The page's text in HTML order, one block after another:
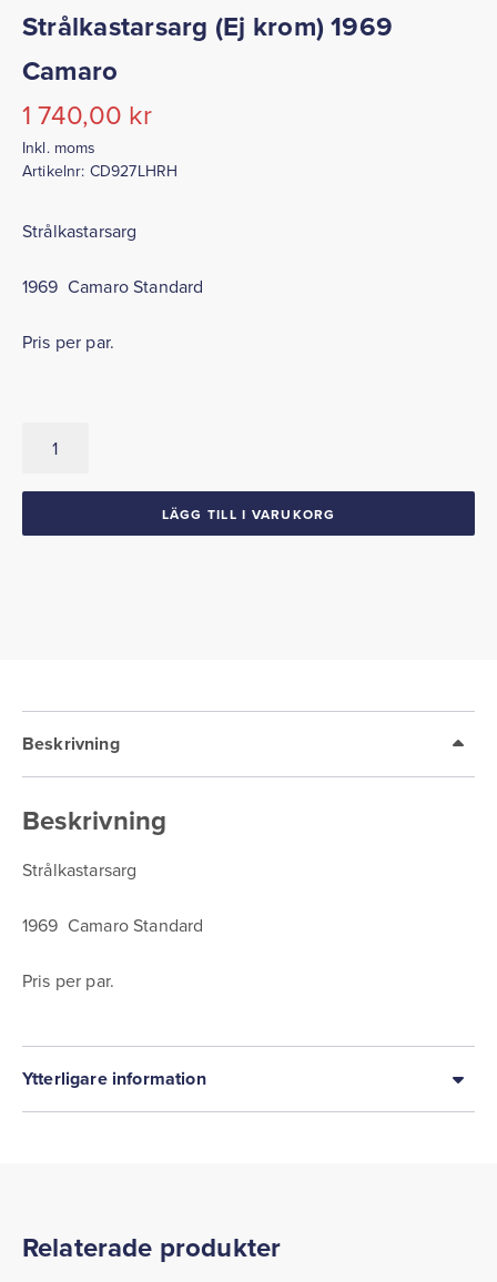
Strålkastarsarg (Ej krom) 1969
Camaro
1 740,00 kr
Inkl. moms
Artikelnr: CD927LHRH
Strålkastarsarg
1969 Camaro Standard
Pris per par.
LÄGG TILL I VARUKORG
Beskrivning
Beskrivning
Strålkastarsarg
1969 Camaro Standard
Pris per par.
Ytterligare information
Relaterade produkter